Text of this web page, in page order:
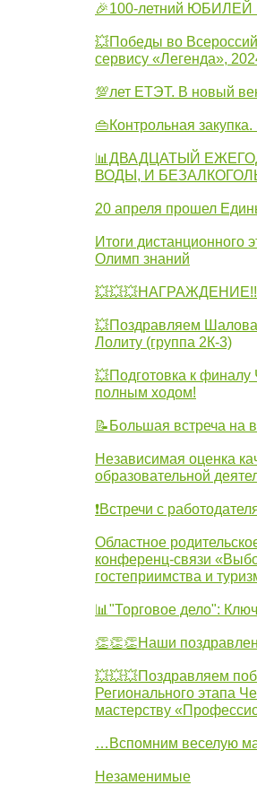
🎉100-летний ЮБИЛЕЙ
💥Победы во
сервису «Легенда»,
💯лет ЕТЭТ. В новый
👜Контрольная
📊ДВАДЦАТЫЙ
ВОДЫ, И
20 апреля прошел
Итоги дистанционного
Олимп знаний
💥Поздравляем
Лолиту (группа 2К-3)
💥Подготовка к
полным ходом!
📝Большая встреча на
Независимая оценка
образовательной
❗Встречи с
Областное
конференц-связи
гостеприимства и
📊"Торговое дело":
👏👏👏Наши
💥💥💥Поздравляем
Регионального этапа
мастерству
…Вспомним веселую
Незаменимые